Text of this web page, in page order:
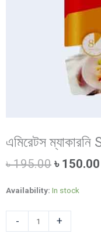
এমিরেটস
৳195.00 Original
was:
৳ 150.00
Availability: In stock
-
ম্যাকারনি
+